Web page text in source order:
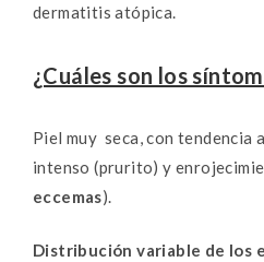
dermatitis atópica.
¿Cuáles son los
Piel muy seca, con tendencia
intenso (prurito) y
eccemas).
Distribución variable de los